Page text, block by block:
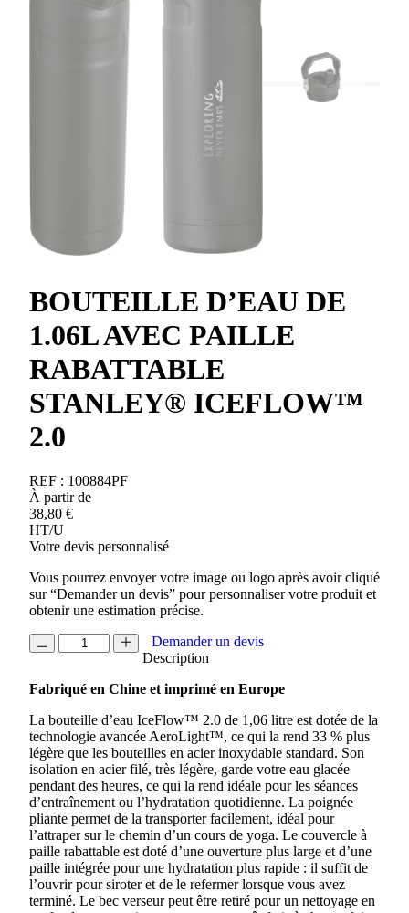
BOUTEILLE D’EAU DE
1.06L AVEC PAILLE
RABATTABLE
STANLEY® ICEFLOW™
2.0
REF : 100884PF
À partir de
38,80 €
HT/U
Votre devis personnalisé
Vous pourrez envoyer votre image ou logo après avoir cliqué
sur “Demander un devis” pour personnaliser votre produit et
obtenir une estimation précise.
quantité
de
D'EAU
1.06L
AVEC
PAILLE
RABATTABLE
STANLEY®
ICEFLOW™
2.0
Demander un devis
Description
Fabriqué en Chine et imprimé en Europe
La bouteille d’eau IceFlow™ 2.0 de 1,06 litre est dotée de la
technologie avancée AeroLight™, ce qui la rend 33 % plus
légère que les bouteilles en acier inoxydable standard. Son
isolation en acier filé, très légère, garde votre eau glacée
pendant des heures, ce qui la rend idéale pour les séances
d’entraînement ou l’hydratation quotidienne. La poignée
pliante permet de la transporter facilement, idéal pour
l’attraper sur le chemin d’un cours de yoga. Le couvercle à
paille rabattable est doté d’une ouverture plus large et d’une
paille intégrée pour une hydratation plus rapide : il suffit de
l’ouvrir pour siroter et de le refermer lorsque vous avez
terminé. Le bec verseur peut être retiré pour un nettoyage en